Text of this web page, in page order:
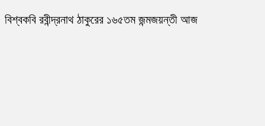
বিশ্বকবি রবীন্দ্রনাথ ঠাকুরের ১৬৫তম জন্মজয়ন্তী আজ